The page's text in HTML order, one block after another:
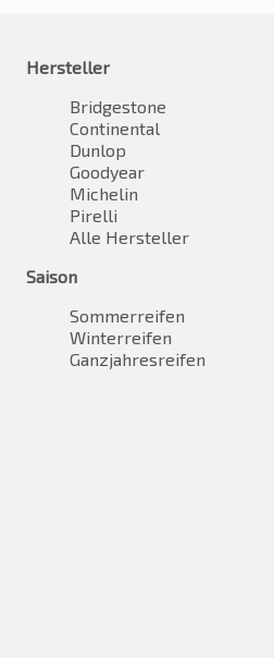
Hersteller
Bridgestone
Continental
Dunlop
Goodyear
Michelin
Pirelli
Alle Hersteller
Saison
Sommerreifen
Winterreifen
Ganzjahresreifen